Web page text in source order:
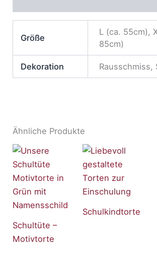
Größe
L (ca. 55cm),
85cm)
Dekoration Rausschmiss,
Ähnliche Produkte
Schultüte –
Motivtorte
Schulkindtorte